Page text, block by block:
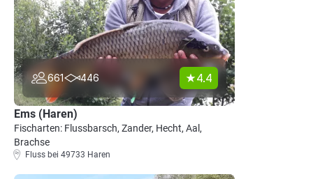
661 446 4.4
Ems (Haren)
Fischarten: Flussbarsch, Zander, Hecht, Aal,
Brachse
Fluss bei 49733 Haren